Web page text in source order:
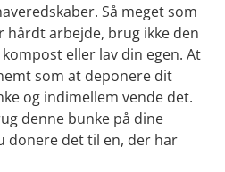
Så meget som
arbejde, brug ikke den
eller lav din egen. At
som at deponere dit
og indimellem vende det.
denne bunke på dine
donere det til en, der har